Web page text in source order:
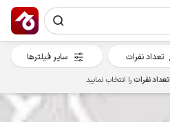
تعداد نفرات سایر فیلترها
تعداد نفراترا انتخاب نمایید